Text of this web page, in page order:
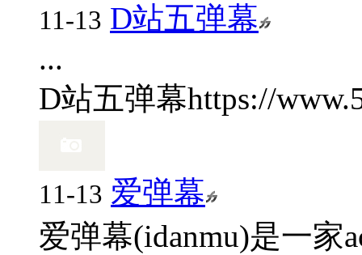
11-13 D站五弹幕
...
D站五弹幕https://
11-13 爱弹幕
爱弹幕(idanmu)是一家